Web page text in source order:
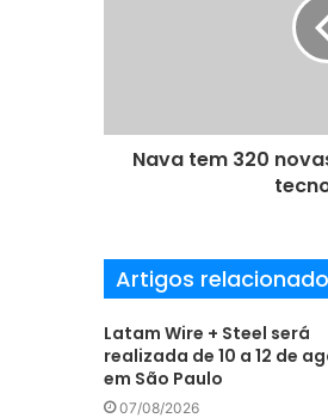
o
a
i
l
Nava tem 320
Artigos
Latam Wire + Steel será
realizada de 10 a 12 de
em São Paulo
07/08/2026